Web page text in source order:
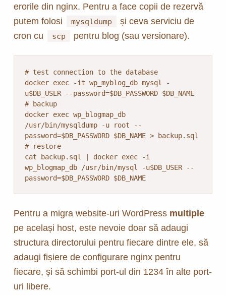
erorile din nginx. Pentru a face copii de rezervă
putem folosi
mysqldump
și ceva serviciu de
cron cu
scp pentru blog (sau versionare).
# test connection to the database
docker exec -it wp_myblog_db mysql -
u$DB_USER --password=$DB_PASSWORD $DB_NAME
# backup
docker exec wp_blogmap_db
/usr/bin/mysqldump -u root --
password=$DB_PASSWORD $DB_NAME > backup.sql
# restore
cat backup.sql | docker exec -i
wp_blogmap_db /usr/bin/mysql -u$DB_USER --
password=$DB_PASSWORD $DB_NAME
Pentru a migra website-uri WordPress multiple
pe același host, este nevoie doar să adaugi
structura directorului pentru fiecare dintre ele, să
adaugi fișiere de configurare nginx pentru
fiecare, și să schimbi port-ul din 1234 în alte port-
uri libere.